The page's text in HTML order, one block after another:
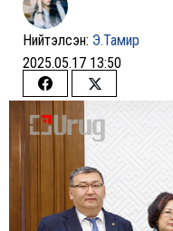
Нийтэлсэн: Э.Тамир
2025.05.17 13:50
Share
on
Share
on